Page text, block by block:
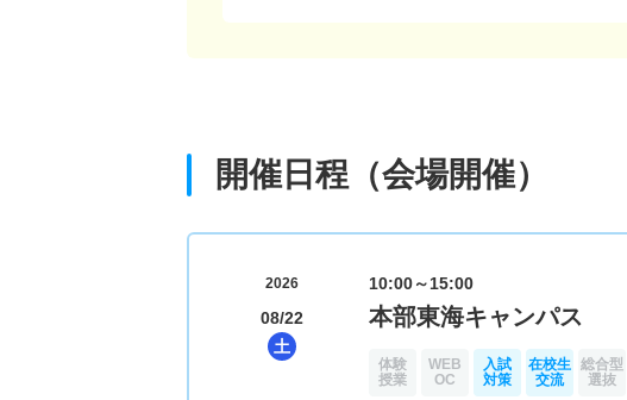
開催日程（会場開催）
2026
08/22
土
10:00～15:00
本部東海キャンパス
体験
授業
WEB
OC
入試
対策
在校生
交流
総合型
選抜